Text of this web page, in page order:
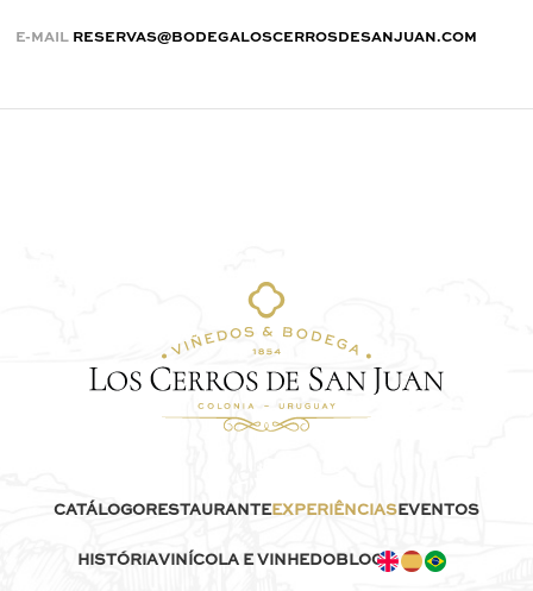
E-MAIL RESERVAS@BODEGALOSCERROSDESANJUAN.COM
CATÁLOGORESTAURANTEEXPERIÊNCIASEVENTOS
HISTÓRIAVINÍCOLA E VINHEDO BLOG